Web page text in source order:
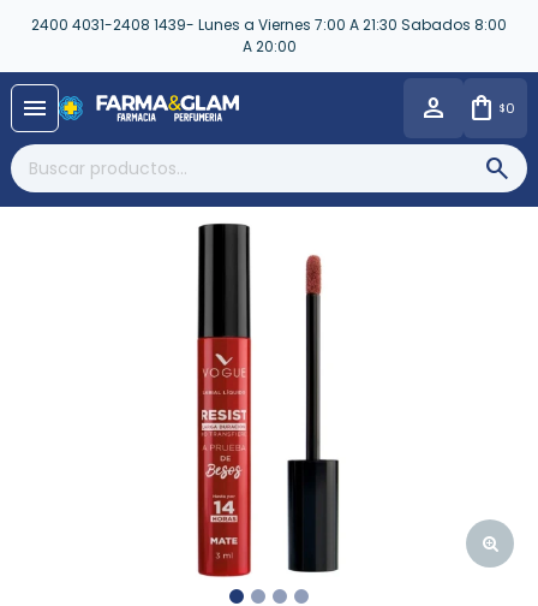
2400 4031-2408 1439- Lunes a Viernes 7:00 A 21:30 Sabados 8:00
A 20:00
menu $0